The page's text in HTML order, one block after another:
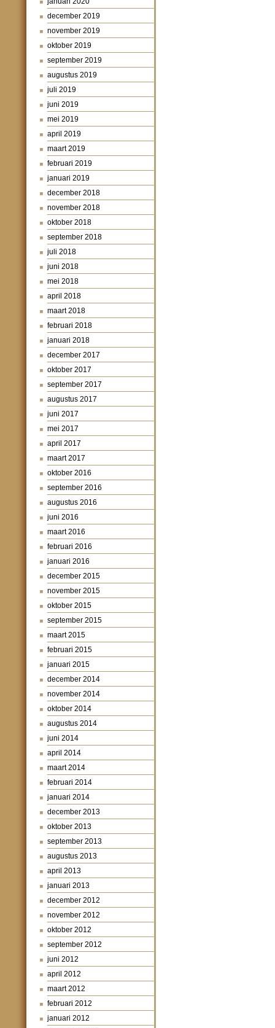
december 2019
november 2019
oktober 2019
september 2019
augustus 2019
juli 2019
juni 2019
mei 2019
april 2019
maart 2019
februari 2019
januari 2019
december 2018
november 2018
oktober 2018
september 2018
juli 2018
juni 2018
mei 2018
april 2018
maart 2018
februari 2018
januari 2018
december 2017
oktober 2017
september 2017
augustus 2017
juni 2017
mei 2017
april 2017
maart 2017
oktober 2016
september 2016
augustus 2016
juni 2016
maart 2016
februari 2016
januari 2016
december 2015
november 2015
oktober 2015
september 2015
maart 2015
februari 2015
januari 2015
december 2014
november 2014
oktober 2014
augustus 2014
juni 2014
april 2014
maart 2014
februari 2014
januari 2014
december 2013
oktober 2013
september 2013
augustus 2013
april 2013
januari 2013
december 2012
november 2012
oktober 2012
september 2012
juni 2012
april 2012
maart 2012
februari 2012
januari 2012